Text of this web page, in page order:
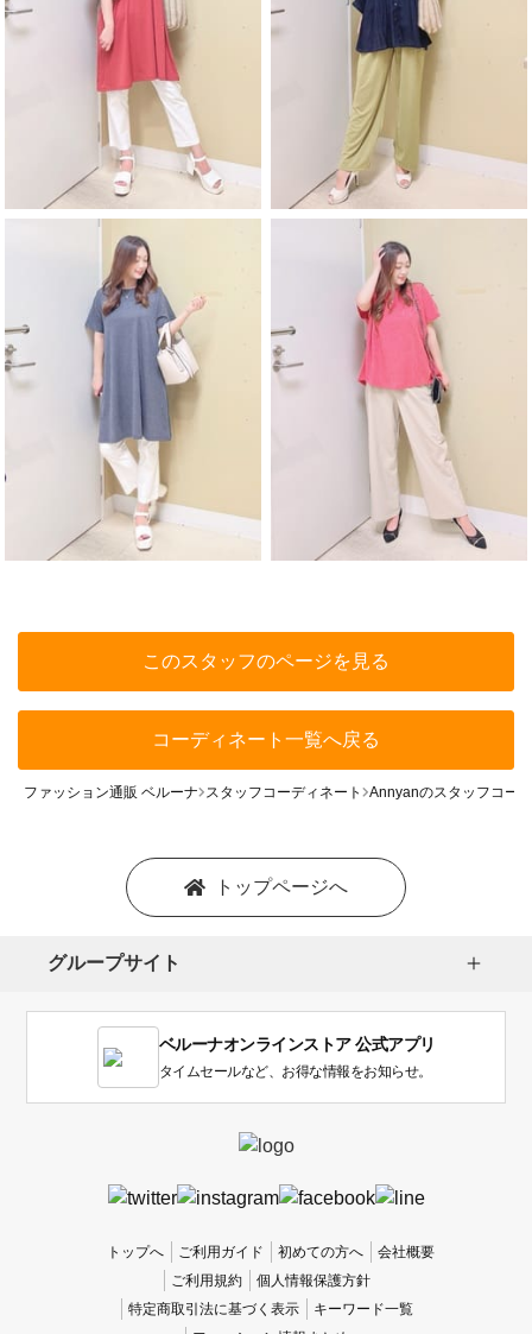
このスタッフのページを見る
コーディネート一覧へ戻る
ファッション通販 ベルーナ スタッフコーディネート Annyanのスタッフコー
トップページへ
グループサイト
ベルーナオンラインストア 公式アプリ
タイムセールなど、お得な情報をお知らせ。
トップへ ご利用ガイド 初めての方へ
会社概要
ご利用規約
個人情報保護方針
特定商取引法に基づく表示
キーワード一覧